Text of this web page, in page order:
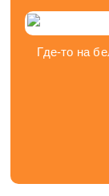
Где-то на